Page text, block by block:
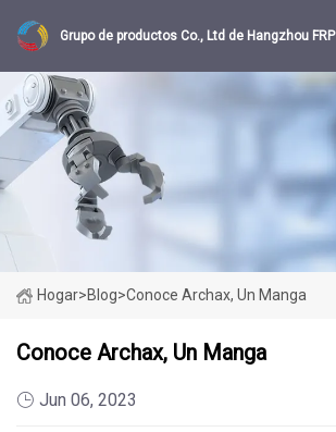
Grupo de productos Co., Ltd de Hangzhou FRP
Hogar>Blog>Conoce Archax, Un Manga
Conoce Archax, Un Manga
Jun 06, 2023